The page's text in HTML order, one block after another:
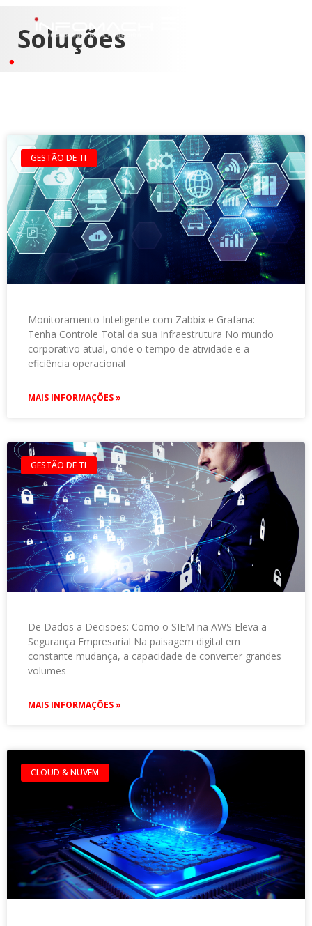
Soluções
GESTÃO DE TI
Monitoramento Inteligente com Zabbix e Grafana:
Tenha Controle Total da sua Infraestrutura No mundo
corporativo atual, onde o tempo de atividade e a
eficiência operacional
MAIS INFORMAÇÕES »
GESTÃO DE TI
De Dados a Decisões: Como o SIEM na AWS Eleva a
Segurança Empresarial Na paisagem digital em
constante mudança, a capacidade de converter grandes
volumes
MAIS INFORMAÇÕES »
CLOUD & NUVEM